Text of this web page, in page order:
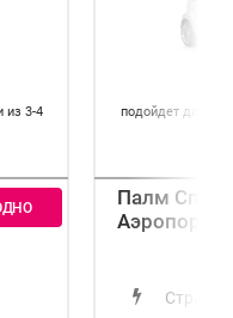
из 3-4
подойдет для
Палм
Аэропорт